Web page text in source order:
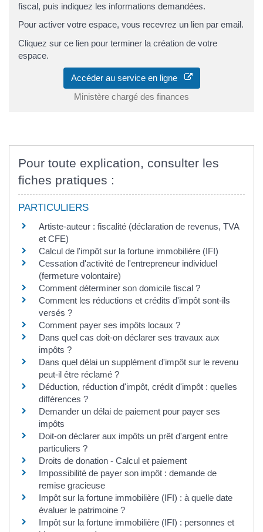
fiscal, puis indiquez les informations demandées.
Pour activer votre espace, vous recevrez un lien par email.
Cliquez sur ce lien pour terminer la création de votre
espace.
Accéder au service en ligne
Ministère chargé des finances
Pour toute explication, consulter les
fiches pratiques :
PARTICULIERS
Artiste-auteur : fiscalité (déclaration de revenus, TVA
et CFE)
Calcul de l'impôt sur la fortune immobilière (IFI)
Cessation d'activité de l'entrepreneur individuel
(fermeture volontaire)
Comment déterminer son domicile fiscal ?
Comment les réductions et crédits d'impôt sont-ils
versés ?
Comment payer ses impôts locaux ?
Dans quel cas doit-on déclarer ses travaux aux
impôts ?
Dans quel délai un supplément d'impôt sur le revenu
peut-il être réclamé ?
Déduction, réduction d'impôt, crédit d'impôt : quelles
différences ?
Demander un délai de paiement pour payer ses
impôts
Doit-on déclarer aux impôts un prêt d'argent entre
particuliers ?
Droits de donation - Calcul et paiement
Impossibilité de payer son impôt : demande de
remise gracieuse
Impôt sur la fortune immobilière (IFI) : à quelle date
évaluer le patrimoine ?
Impôt sur la fortune immobilière (IFI) : personnes et